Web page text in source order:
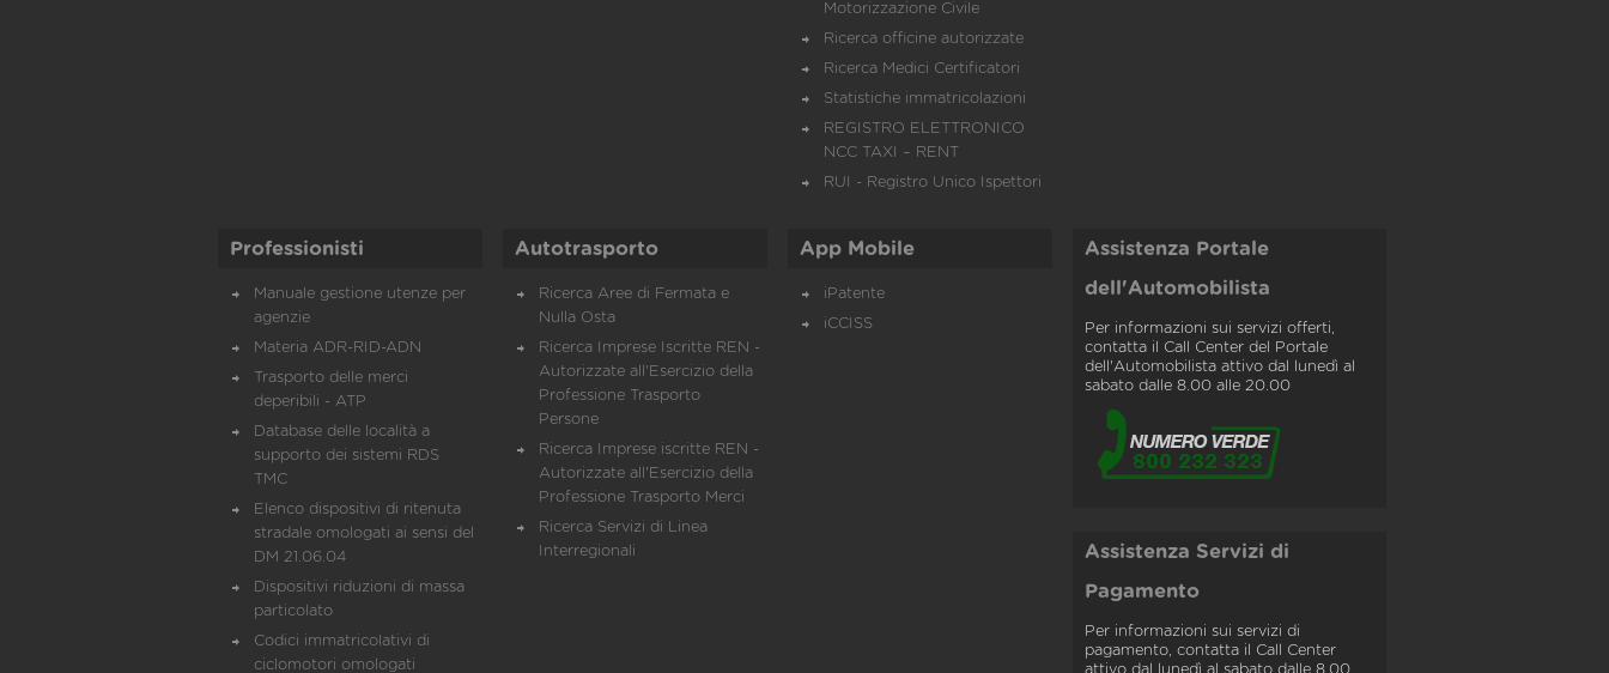
Motorizzazione Civile
Ricerca officine autorizzate
Ricerca Medici Certificatori
Statistiche immatricolazioni
REGISTRO ELETTRONICO
NCC TAXI – RENT
RUI - Registro Unico Ispettori
Professionisti
Manuale gestione utenze per
agenzie
Materia ADR-RID-ADN
Trasporto delle merci
deperibili - ATP
Database delle località a
supporto dei sistemi RDS
TMC
Elenco dispositivi di ritenuta
stradale omologati ai sensi del
DM 21.06.04
Dispositivi riduzioni di massa
particolato
Codici immatricolativi di
ciclomotori omologati
Autotrasporto
Ricerca Aree di Fermata e
Nulla Osta
Ricerca Imprese Iscritte REN -
Autorizzate all'Esercizio della
Professione Trasporto
Persone
Ricerca Imprese iscritte REN -
Autorizzate all'Esercizio della
Professione Trasporto Merci
Ricerca Servizi di Linea
Interregionali
App Mobile
iPatente
iCCISS
Assistenza Portale
dell'Automobilista
Per informazioni sui servizi offerti,
contatta il Call Center del Portale
dell'Automobilista attivo dal lunedì al
sabato dalle 8.00 alle 20.00
Assistenza Servizi di
Pagamento
Per informazioni sui servizi di
pagamento, contatta il Call Center